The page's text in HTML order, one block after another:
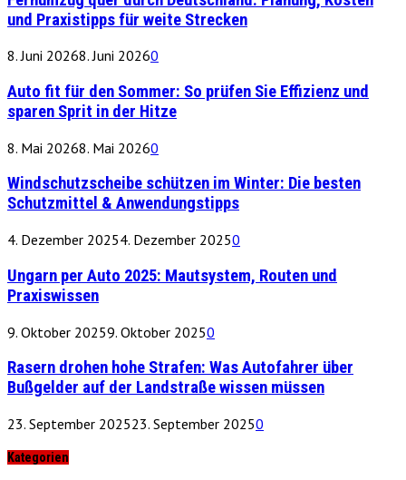
und Praxistipps für weite Strecken
8. Juni 20268. Juni 20260
Auto fit für den Sommer: So prüfen Sie Effizienz und
sparen Sprit in der Hitze
8. Mai 20268. Mai 20260
Windschutzscheibe schützen im Winter: Die besten
Schutzmittel & Anwendungstipps
4. Dezember 20254. Dezember 20250
Ungarn per Auto 2025: Mautsystem, Routen und
Praxiswissen
9. Oktober 20259. Oktober 20250
Rasern drohen hohe Strafen: Was Autofahrer über
Bußgelder auf der Landstraße wissen müssen
23. September 202523. September 20250
Kategorien